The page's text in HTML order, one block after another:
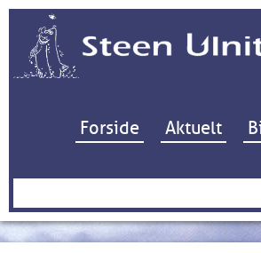
Hop til
Forside Aktuelt
Søg